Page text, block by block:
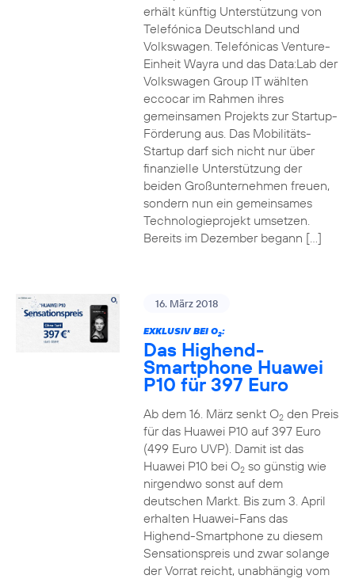
erhält künftig Unterstützung von
Telefónica Deutschland und
Volkswagen. Telefónicas Venture-
Einheit Wayra und das Data:Lab der
Volkswagen Group IT wählten
eccocar im Rahmen ihres
gemeinsamen Projekts zur Startup-
Förderung aus. Das Mobilitäts-
Startup darf sich nicht nur über
finanzielle Unterstützung der
beiden Großunternehmen freuen,
sondern nun ein gemeinsames
Technologieprojekt umsetzen.
Bereits im Dezember begann […]
16. März 2018
EXKLUSIV BEI O2:
Das Highend-
Smartphone Huawei
P10 für 397 Euro
Ab dem 16. März senkt O2den Preis
für das Huawei P10 auf 397 Euro
(499 Euro UVP). Damit ist das
Huawei P10 bei O2so günstig wie
nirgendwo sonst auf dem
deutschen Markt. Bis zum 3. April
erhalten Huawei-Fans das
Highend-Smartphone zu diesem
Sensationspreis und zwar solange
der Vorrat reicht, unabhängig vom